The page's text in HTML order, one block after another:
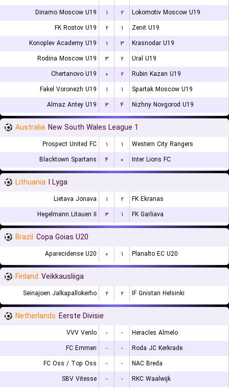
Dinamo Moscow U19
۱ ۲
Lokomotiv Moscow U19
FK Rostov U19
۲ ۱
Zenit U19
Konoplev Academy U19
۱ ۳
Krasnodar U19
Rodina Moscow U19
۳ ۲
Ural U19
Chertanovo U19
۰ ۲
Rubin Kazan U19
Fakel Voronezh U19
۱ ۱
Spartak Moscow U19
Almaz Antey U19
۳ ۴ Nizhny Novgorod U19
Australia New South Wales League 1
Prospect United FC ۱ ۱
Western City Rangers
Blacktown Spartans
۴ ۰ Inter Lions FC
Lithuania I Lyga
Lietava Jonava ۱ ۲
FK Ekranas
Hegelmann Litauen II
۳ ۱ FK Garliava
Brazil Copa Goias U20
Aparecidense U20 ۰ ۱ Planalto EC U20
Finland Veikkausliiga
Seinajoen Jalkapallokerho ۲ ۲ IF Gnistan Helsinki
Netherlands Eerste Divisie
VVV Venlo - -
Heracles Almelo
FC Emmen
- -
Roda JC Kerkrade
FC Oss / Top Oss
- -
NAC Breda
SBV Vitesse
- -
RKC Waalwijk